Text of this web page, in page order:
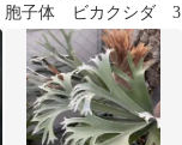
胞子体 ビカクシダ 3